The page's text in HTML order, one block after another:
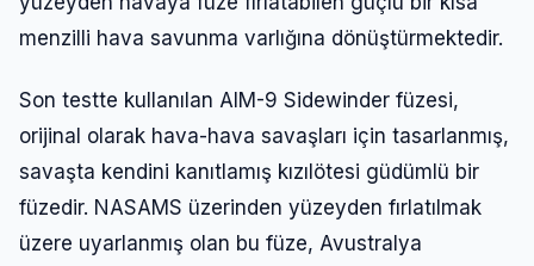
menzilli hava savunma varlığına dönüştürmektedir.
Son testte kullanılan AIM-9 Sidewinder füzesi,
orijinal olarak hava-hava savaşları için tasarlanmış,
savaşta kendini kanıtlamış kızılötesi güdümlü bir
füzedir. NASAMS üzerinden yüzeyden fırlatılmak
üzere uyarlanmış olan bu füze, Avustralya